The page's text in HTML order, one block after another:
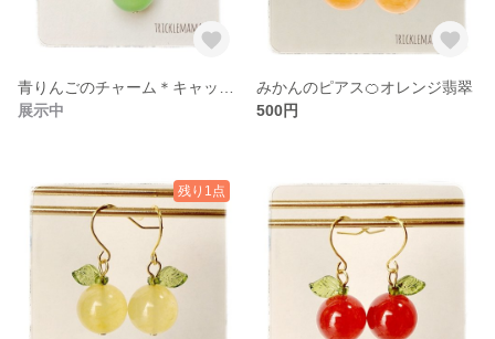
展示中
みかんのピアス🍊オレンジ翡翠
500円
残り1点